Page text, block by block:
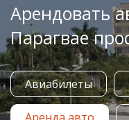
Арендовать
Парагвае
Авиабилеты